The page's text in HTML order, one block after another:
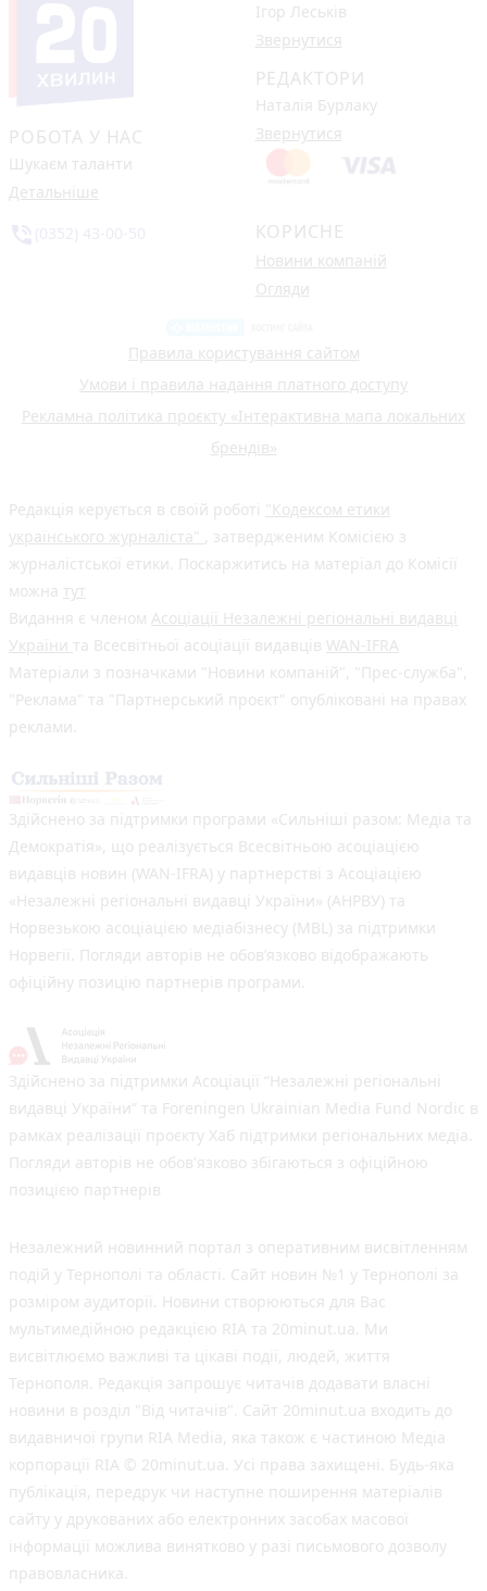
РОБОТА У НАС
Шукаєм таланти
Детальніше
Ігор Леськів
Звернутися
РЕДАКТОРИ
Наталія Бурлаку
Звернутися
КОРИСНЕ
Новини компаній
Огляди
Правила користування сайтом
Умови і правила надання платного доступу
Рекламна політика проєкту «Інтерактивна мапа локальних
брендів»
Редакція керується в своїй роботі "Кодексом етики
українського журналіста" , затвердженим Комісією з
журналістської етики. Поскаржитись на матеріал до Комісії
можна тут
Видання є членом Асоціації Незалежні регіональні видавці
України та Всесвітньої асоціації видавців WAN-IFRA
Матеріали з позначками "Новини компаній", "Прес-служба",
"Реклама" та "Партнерський проєкт" опубліковані на правах
реклами.
Здійснено за підтримки програми «Сильніші разом: Медіа та
Демократія», що реалізується Всесвітньою асоціацією
видавців новин (WAN-IFRA) у партнерстві з Асоціацією
«Незалежні регіональні видавці України» (АНРВУ) та
Норвезькою асоціацією медіабізнесу (MBL) за підтримки
Норвегії. Погляди авторів не обов’язково відображають
офіційну позицію партнерів програми.
Здійснено за підтримки Асоціації “Незалежні регіональні
видавці України” та Foreningen Ukrainian Media Fund Nordic в
рамках реалізації проєкту Хаб підтримки регіональних медіа.
Погляди авторів не обов'язково збігаються з офіційною
позицією партнерів
Незалежний новинний портал з оперативним висвітленням
подій у Тернополі та області. Сайт новин №1 у Тернополі за
розміром аудиторії. Новини створюються для Вас
мультимедійною редакцією RIA та 20minut.ua. Ми
висвітлюємо важливі та цікаві події, людей, життя
Тернополя. Редакція запрошує читачів додавати власні
новини в розділ "Від читачів". Сайт 20minut.ua входить до
видавничої групи RIA Media, яка також є частиною Медіа
корпорації RIA © 20minut.ua. Усі права захищені. Будь-яка
публiкацiя, передрук чи наступне поширення матеріалів
сайту у друкованих або електронних засобах масової
інформації можлива винятково у разі письмового дозволу
правовласника.